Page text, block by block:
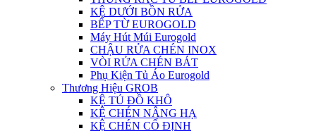
KỆ DƯỚI BỒN RỬA
BẾP TỪ EUROGOLD
Máy Hút Múi Eurogold
CHẬU RỬA CHÉN INOX
VÒI RỬA CHÉN BÁT
Phụ Kiện Tủ Áo Eurogold
Thương Hiệu GROB
KỆ TỦ ĐỒ KHÔ
KỆ CHÉN NÂNG HẠ
KỆ CHÉN CỐ ĐỊNH